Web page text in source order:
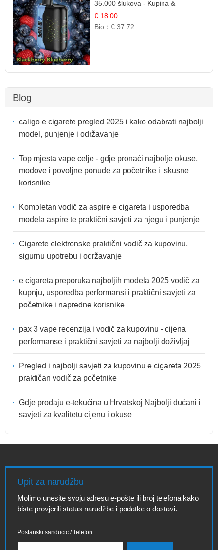
35.000 šlukova - Kupina &
Borovnica | Intenzivna Mješavina
Šumskog Voća
€ 18.00
Bio：€ 37.72
Blog
caligo e cigarete pregled 2025 i kako odabrati najbolji
model, punjenje i održavanje
Top mjesta vape celje - gdje pronaći najbolje okuse,
modove i povoljne ponude za početnike i iskusne
korisnike
Kompletan vodič za aspire e cigareta i usporedba
modela aspire te praktični savjeti za njegu i punjenje
Cigarete elektronske praktični vodič za kupovinu,
sigurnu upotrebu i održavanje
e cigareta preporuka najboljih modela 2025 vodič za
kupnju, usporedba performansi i praktični savjeti za
početnike i napredne korisnike
pax 3 vape recenzija i vodič za kupovinu - cijena
performanse i praktični savjeti za najbolji doživljaj
Pregled i najbolji savjeti za kupovinu e cigareta 2025
praktičan vodič za početnike
Gdje prodaju e-tekućina u Hrvatskoj Najbolji dućani i
savjeti za kvalitetu cijenu i okuse
Upit za narudžbu
Molimo unesite svoju adresu e-pošte ili broj telefona kako
biste provjerili status narudžbe i podatke o dostavi.
Poštanski sandučić / Telefon